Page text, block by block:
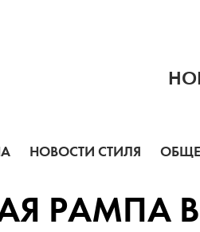
НОВОСТИ СТИЛЯ
РАМПА